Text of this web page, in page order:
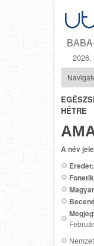
2026.
HÉTRE
A név
Eredet: